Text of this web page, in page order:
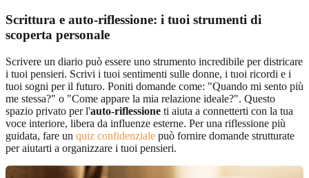
Scrittura e auto-riflessione: i tuoi strumenti di
scoperta personale
Scrivere un diario può essere uno strumento incredibile per districare
i tuoi pensieri. Scrivi i tuoi sentimenti sulle donne, i tuoi ricordi e i
tuoi sogni per il futuro. Poniti domande come: "Quando mi sento più
me stessa?" o "Come appare la mia relazione ideale?". Questo
spazio privato per l'auto-riflessione ti aiuta a connetterti con la tua
voce interiore, libera da influenze esterne. Per una riflessione più
guidata, fare un quiz confidenziale può fornire domande strutturate
per aiutarti a organizzare i tuoi pensieri.